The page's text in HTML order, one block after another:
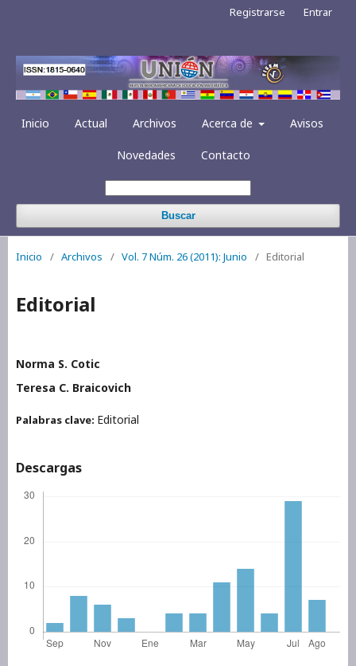
Inicio Actual Archivos Acerca de Avisos
Novedades Contacto
Buscar
Registrarse Entrar
Inicio / Archivos / Vol. 7 Núm. 26 (2011): Junio / Editorial
Editorial
Norma S. Cotic
Teresa C. Braicovich
Palabras clave: Editorial
Descargas